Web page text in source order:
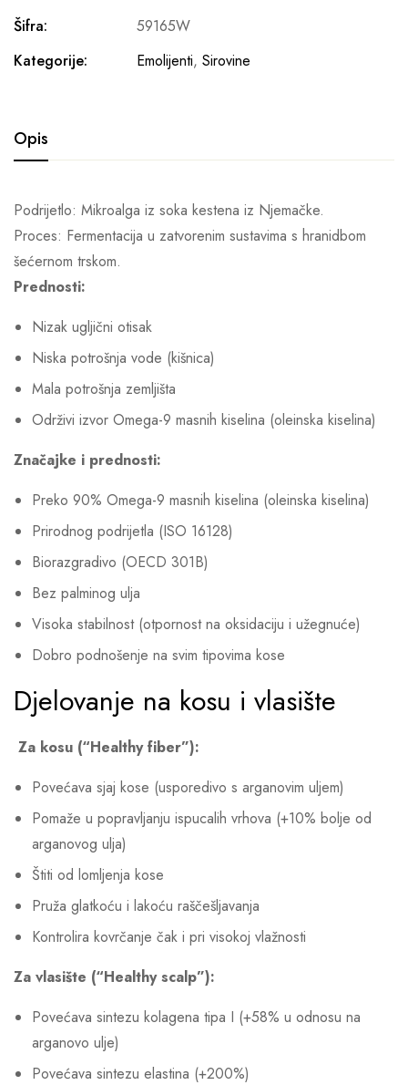
Šifra:
59165W
Kategorije:
Emolijenti, Sirovine
Opis
Podrijetlo: Mikroalga iz soka kestena iz Njemačke.
Proces: Fermentacija u zatvorenim sustavima s hranidbom
šećernom trskom.
Prednosti:
Nizak ugljični otisak
Niska potrošnja vode (kišnica)
Mala potrošnja zemljišta
Održivi izvor Omega-9 masnih kiselina (oleinska kiselina)
Značajke i prednosti:
Preko 90% Omega-9 masnih kiselina (oleinska kiselina)
Prirodnog podrijetla (ISO 16128)
Biorazgradivo (OECD 301B)
Bez palminog ulja
Visoka stabilnost (otpornost na oksidaciju i užegnuće)
Dobro podnošenje na svim tipovima kose
Djelovanje na kosu i vlasište
Za kosu (“Healthy fiber”):
Povećava sjaj kose (usporedivo s arganovim uljem)
Pomaže u popravljanju ispucalih vrhova (+10% bolje od
arganovog ulja)
Štiti od lomljenja kose
Pruža glatkoću i lakoću raščešljavanja
Kontrolira kovrčanje čak i pri visokoj vlažnosti
Za vlasište (“Healthy scalp”):
Povećava sintezu kolagena tipa I (+58% u odnosu na
arganovo ulje)
Povećava sintezu elastina (+200%)